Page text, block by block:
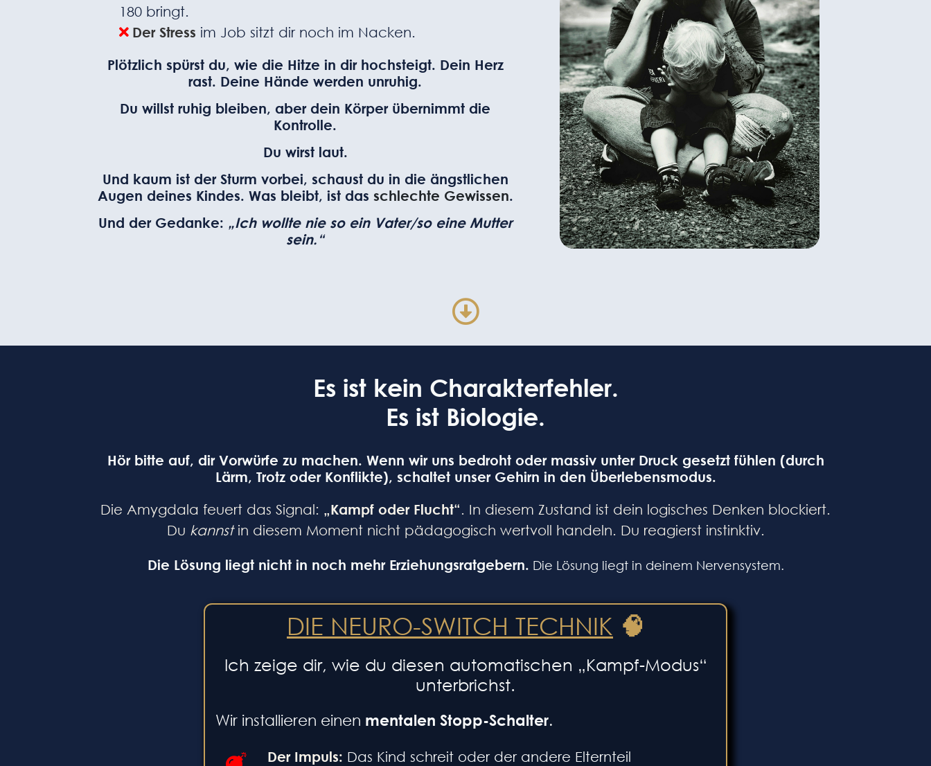
180 bringt.
Der Stress im Job sitzt dir noch im Nacken.
Plötzlich spürst du, wie die Hitze in dir hochsteigt. Dein Herz
rast. Deine Hände werden unruhig.
Du willst ruhig bleiben, aber dein Körper übernimmt die
Kontrolle.
Du wirst laut.
Und kaum ist der Sturm vorbei, schaust du in die ängstlichen
Augen deines Kindes. Was bleibt, ist das schlechte Gewissen.
Und der Gedanke: „Ich wollte nie so ein Vater/so eine Mutter
sein.“
Es ist kein Charakterfehler.
Es ist Biologie.
Hör bitte auf, dir Vorwürfe zu machen. Wenn wir uns bedroht oder massiv unter Druck gesetzt fühlen (durch
Lärm, Trotz oder Konflikte), schaltet unser Gehirn in den Überlebensmodus.
Die Amygdala feuert das Signal: „Kampf oder Flucht“. In diesem Zustand ist dein logisches Denken blockiert.
Du kannstin diesem Moment nicht pädagogisch wertvoll handeln. Du reagierst instinktiv.
Die Lösung liegt nicht in noch mehr Erziehungsratgebern. Die Lösung liegt in deinem Nervensystem.
DIE NEURO-SWITCH TECHNIK 🧠
Ich zeige dir, wie du diesen automatischen „Kampf-Modus“
unterbrichst.
Wir installieren einen mentalen Stopp-Schalter.
Der Impuls: Das Kind schreit oder der andere Elternteil